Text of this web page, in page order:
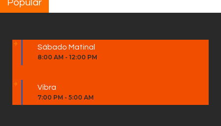
Popular
Sábado Matinal
8:00 AM - 12:00 PM
Vibra
7:00 PM - 5:00 AM